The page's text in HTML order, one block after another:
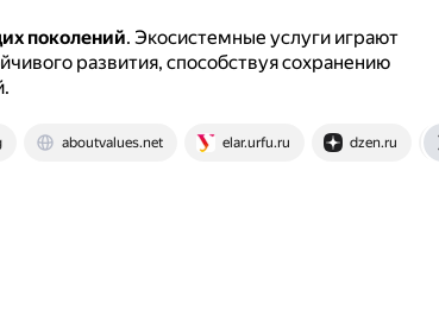
поколений. Экосистемные услуги играют
развития, способствуя сохранению
aboutvalues.net elar.urfu.ru dzen.ru